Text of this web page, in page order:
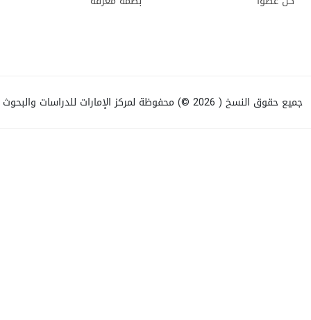
جميع حقوق النسخ ( 2026 ©) محفوظة لمركز الإمارات للدراسات والبحوث الاستراتيجية